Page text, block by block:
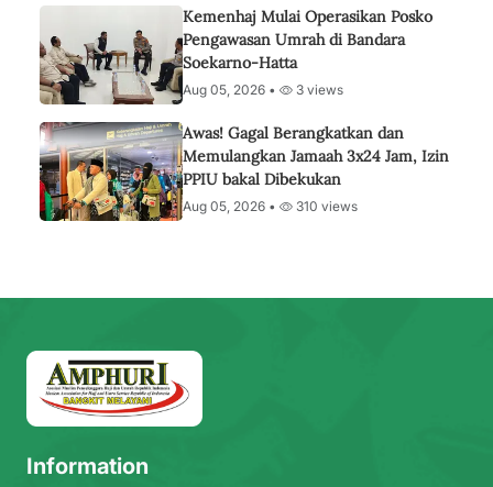
Kemenhaj Mulai Operasikan Posko
Pengawasan Umrah di Bandara
Soekarno-Hatta
Aug 05, 2026 • 3 views
Awas! Gagal Berangkatkan dan
Memulangkan Jamaah 3x24 Jam, Izin
PPIU bakal Dibekukan
Aug 05, 2026 • 310 views
Information